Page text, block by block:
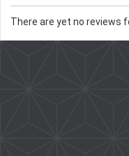
There are yet no reviews